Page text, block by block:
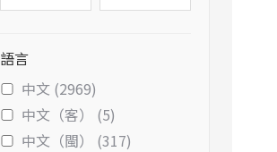
語言
中文 (2969)
中文（客） (5)
中文（閩） (317)